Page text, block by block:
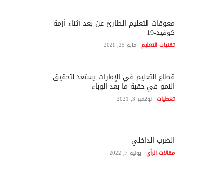
معوقات التعليم الطارئ عن بعد أثناء أزمة
كوفيد-19
تقنيات التعليم مايو 25, 2021
قطاع التعليم في الإمارات يستعد لتحقيق
النمو في حقبة ما بعد الوباء
تغطيات نوفمبر 3, 2021
الضرب الداخلي
مقالات الرأي يونيو 7, 2022